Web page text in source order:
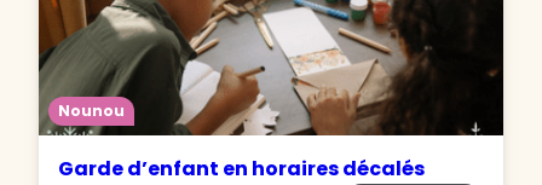
Nounou
Garde d’enfant en horaires décalés